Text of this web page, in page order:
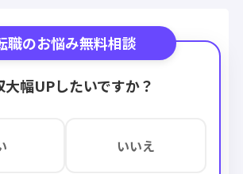
職のお悩み無料相談
大幅UPしたいですか？
いいえ